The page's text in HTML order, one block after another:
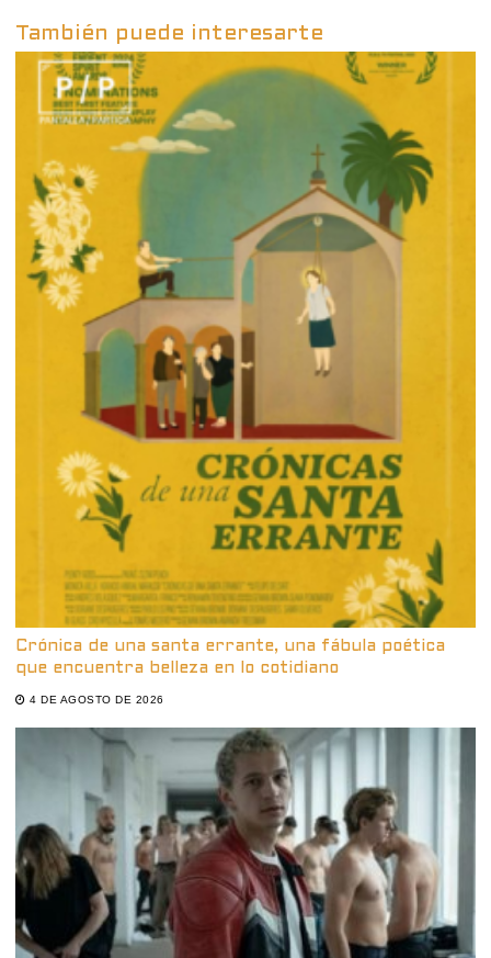
También puede interesarte
Crónica de una santa errante, una fábula poética
que encuentra belleza en lo cotidiano
4 DE AGOSTO DE 2026